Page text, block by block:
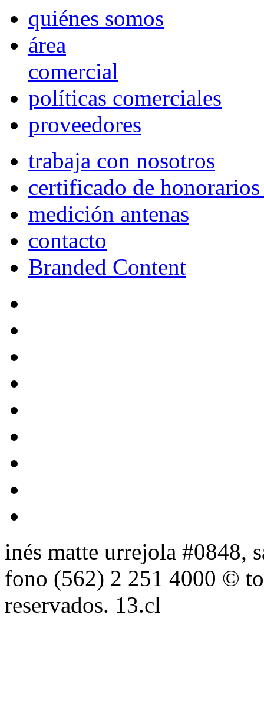
quiénes somos
área
comercial
políticas comerciales
proveedores
trabaja con nosotros
certificado de
medición antenas
contacto
Branded Content
inés matte urrejola #0848,
fono (562) 2 251 4000 ©
reservados. 13.cl